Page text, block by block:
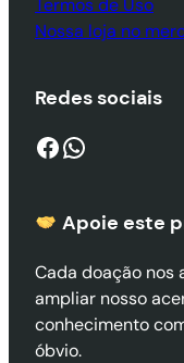
Termos de Uso
Nossa loja no
Redes sociais
Facebook WhatsApp
Apoie este
Cada doação nos
ampliar nosso
conhecimento
óbvio.